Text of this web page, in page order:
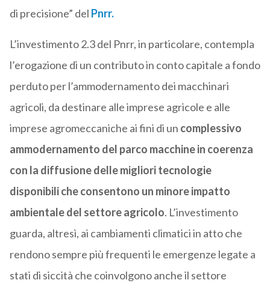
di precisione” del Pnrr.
L’investimento 2.3 del Pnrr, in particolare, contempla
l’erogazione di un contributo in conto capitale a fondo
perduto per l’ammodernamento dei macchinari
agricoli, da destinare alle imprese agricole e alle
imprese agromeccaniche ai fini di un complessivo
ammodernamento del parco macchine in coerenza
con la diffusione delle migliori tecnologie
disponibili che consentono un minore impatto
ambientale del settore agricolo. L’investimento
guarda, altresì, ai cambiamenti climatici in atto che
rendono sempre più frequenti le emergenze legate a
stati di siccità che coinvolgono anche il settore